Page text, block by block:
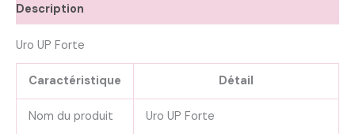
Description
Uro UP Forte
Caractéristique Détail
Nom du produit Uro UP Forte